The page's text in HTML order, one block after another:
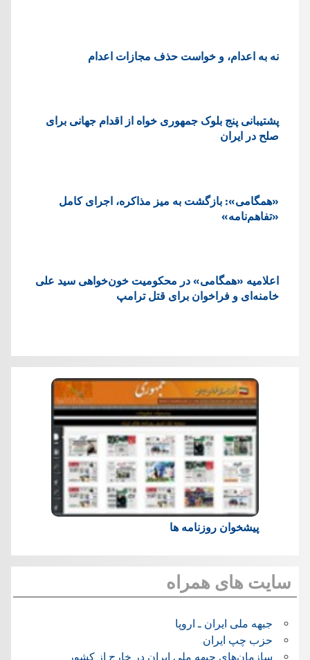
نه به اعدام، و خواست حذف مجازات اعدام
پشتيبانی پنج بلوک جمهوری خواه از اقدام جهانی برای
صلح در ایران
«همگامی»: بازگشت به میز مذاکره، اجرای کامل
«تفاهم‌نامه»
اعلامیه «همگامی» در محکومیت خون‌خواهی سید علی
خامنه‌ای و فراخوان برای قتل ترامپ
پیشخوان روزنامه ها
سایت های همراه
جبهه ملی ایران ـ اروپا
حزب چپ ایران
سازمان‌های جبهه ملی ایران در خارج از کشور